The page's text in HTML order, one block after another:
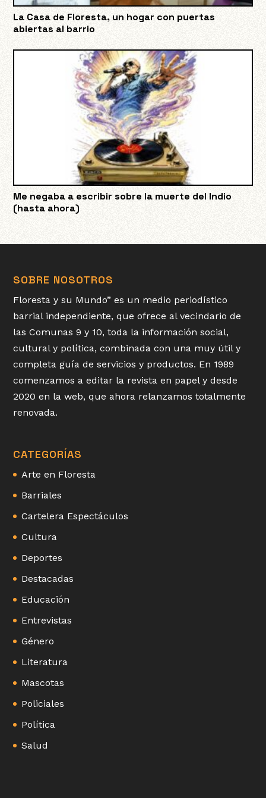
La Casa de Floresta, un hogar con puertas
abiertas al barrio
Me negaba a escribir sobre la muerte del Indio
(hasta ahora)
SOBRE NOSOTROS
Floresta y su Mundo” es un medio periodístico
barrial independiente, que ofrece al vecindario de
las Comunas 9 y 10, toda la información social,
cultural y política, combinada con una muy útil y
completa guía de servicios y productos. En 1989
comenzamos a editar la revista en papel y desde
2020 en la web, que ahora relanzamos totalmente
renovada.
CATEGORÍAS
Arte en Floresta
Barriales
Cartelera Espectáculos
Cultura
Deportes
Destacadas
Educación
Entrevistas
Género
Literatura
Mascotas
Policiales
Política
Salud